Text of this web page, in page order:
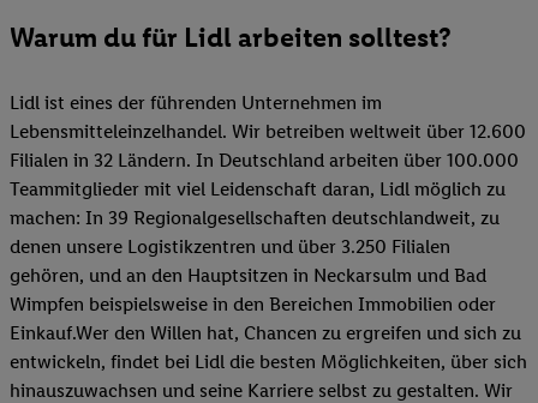
Warum du für Lidl arbeiten solltest?
Lidl ist eines der führenden Unternehmen im
Lebensmitteleinzelhandel. Wir betreiben weltweit über 12.600
Filialen in 32 Ländern. In Deutschland arbeiten über 100.000
Teammitglieder mit viel Leidenschaft daran, Lidl möglich zu
machen: In 39 Regionalgesellschaften deutschlandweit, zu
denen unsere Logistikzentren und über 3.250 Filialen
gehören, und an den Hauptsitzen in Neckarsulm und Bad
Wimpfen beispielsweise in den Bereichen Immobilien oder
Einkauf.Wer den Willen hat, Chancen zu ergreifen und sich zu
entwickeln, findet bei Lidl die besten Möglichkeiten, über sich
hinauszuwachsen und seine Karriere selbst zu gestalten. Wir